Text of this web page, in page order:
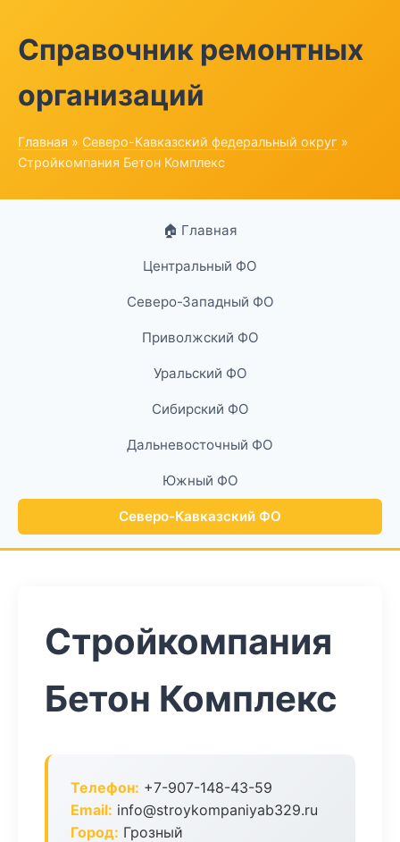
Справочник ремонтных
организаций
Главная » Северо-Кавказский федеральный округ »
Стройкомпания Бетон Комплекс
🏠 Главная
Центральный ФО
Северо-Западный ФО
Приволжский ФО
Уральский ФО
Сибирский ФО
Дальневосточный ФО
Южный ФО
Северо-Кавказский ФО
Стройкомпания
Бетон Комплекс
Телефон: +7-907-148-43-59
Email: info@stroykompaniyab329.ru
Город: Грозный